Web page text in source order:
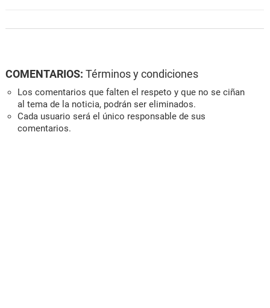
COMENTARIOS: Términos y condiciones
Los comentarios que falten el respeto y que no se ciñan
al tema de la noticia, podrán ser eliminados.
Cada usuario será el único responsable de sus
comentarios.